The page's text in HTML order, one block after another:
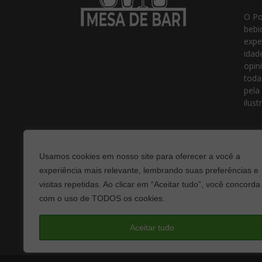
Usamos cookies em nosso site para oferecer a você a
experiência mais relevante, lembrando suas preferências e
visitas repetidas. Ao clicar em “Aceitar tudo”, você concorda
com o uso de TODOS os cookies.
Aceitar tudo
O